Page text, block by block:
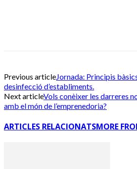
Previous articleJornada: Principis
desinfecció d’establiments.
Next articleVols conèixer les darreres
amb el món de l’emprenedoria?
ARTICLES RELACIONATSMORE